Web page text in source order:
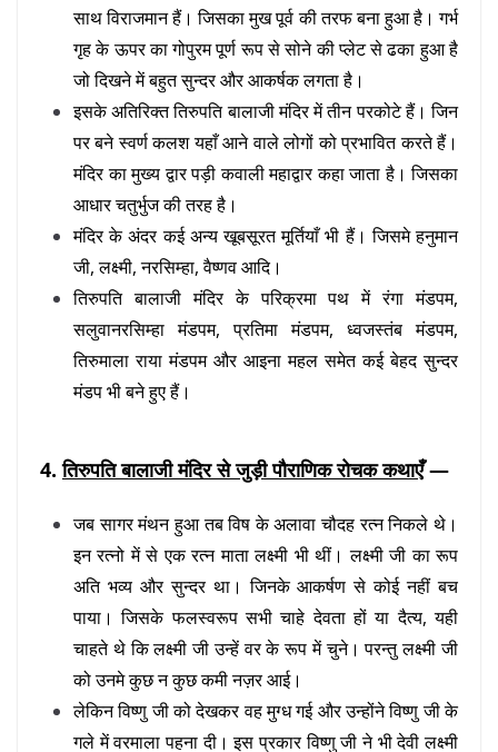
साथ विराजमान हैं। जिसका मुख पूर्व की तरफ बना हुआ है। गर्भ
गृह के ऊपर का गोपुरम पूर्ण रूप से सोने की प्लेट से ढका हुआ है
जो दिखने में बहुत सुन्दर और आकर्षक लगता है।
इसके अतिरिक्त तिरुपति बालाजी मंदिर में तीन परकोटे हैं। जिन
पर बने स्वर्ण कलश यहाँ आने वाले लोगों को प्रभावित करते हैं।
मंदिर का मुख्य द्वार पड़ी कवाली महाद्वार कहा जाता है। जिसका
आधार चतुर्भुज की तरह है।
मंदिर के अंदर कई अन्य खूबसूरत मूर्तियाँ भी हैं। जिसमे हनुमान
जी, लक्ष्मी, नरसिम्हा, वैष्णव आदि।
तिरुपति बालाजी मंदिर के परिक्रमा पथ में रंगा मंडपम,
सलुवानरसिम्हा मंडपम, प्रतिमा मंडपम, ध्वजस्तंब मंडपम,
तिरुमाला राया मंडपम और आइना महल समेत कई बेहद सुन्दर
मंडप भी बने हुए हैं।
4.तिरुपति बालाजी मंदिर से जुड़ी पौराणिक रोचक कथाएँ—
जब सागर मंथन हुआ तब विष के अलावा चौदह रत्न निकले थे।
इन रत्नो में से एक रत्न माता लक्ष्मी भी थीं। लक्ष्मी जी का रूप
अति भव्य और सुन्दर था। जिनके आकर्षण से कोई नहीं बच
पाया। जिसके फलस्वरूप सभी चाहे देवता हों या दैत्य, यही
चाहते थे कि लक्ष्मी जी उन्हें वर के रूप में चुने। परन्तु लक्ष्मी जी
को उनमे कुछ न कुछ कमी नज़र आई।
लेकिन विष्णु जी को देखकर वह मुग्ध गई और उन्होंने विष्णु जी के
गले में वरमाला पहना दी। इस प्रकार विष्णु जी ने भी देवी लक्ष्मी